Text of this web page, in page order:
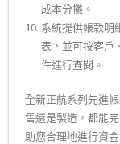
成本分攤。
系統提供帳款明
表，並可按客戶
件進行查閱。
全新正航系列先進
售還是製造，都能
助您合理地進行資